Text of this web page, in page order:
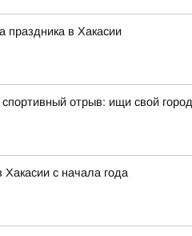
праздника в Хакасии
отрыв: ищи свой
с начала года